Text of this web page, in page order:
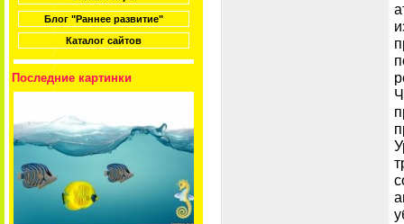
Блог "Раннее развитие"
Каталог сайтов
Последние картинки